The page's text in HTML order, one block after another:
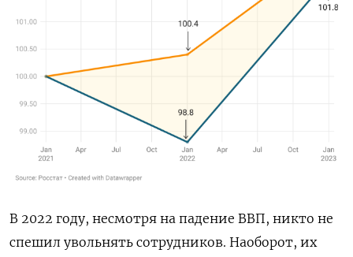
В 2022 году, несмотря на падение ВВП, никто не
спешил увольнять сотрудников. Наоборот, их